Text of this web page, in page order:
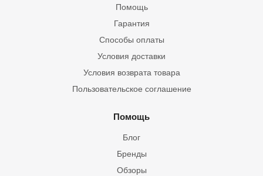
Помощь
Гарантия
Способы оплаты
Условия доставки
Условия возврата товара
Пользовательское соглашение
Помощь
Блог
Бренды
Обзоры